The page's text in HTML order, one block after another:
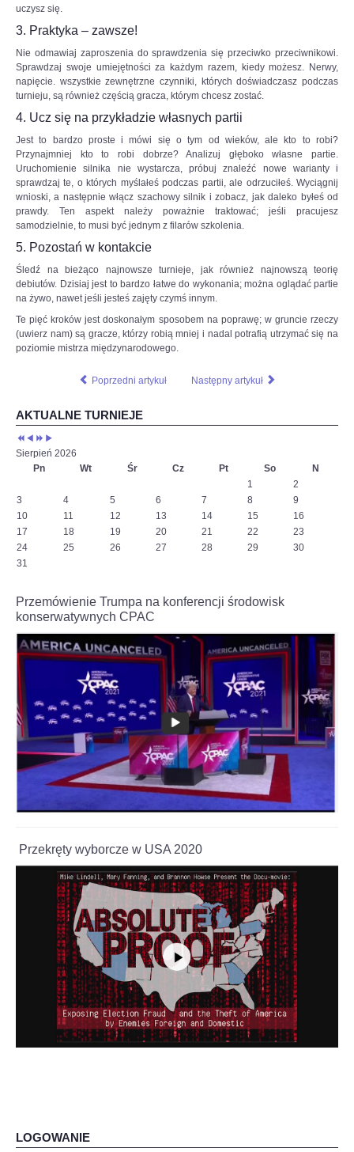
jeden.
Na
szachownicy
czeka
nas
wojna
–
powiedział
w
wywiadzie
dla
Interia.pl
szachista.
Czytaj
więcej
https://sport.interia.pl/szachy/news-
jan-
krzysztof-
duda-
interia-
pl-
stoczylbym-
c,nId,5769580?
fbclid=IwAR3-
EpAj8Loyw1RAtFnOdtJ8JCBaeus-
uczysz się.
3. Praktyka – zawsze!
Nie odmawiaj zaproszenia do sprawdzenia się przeciwko przeciwnikowi.
Sprawdzaj swoje umiejętności za każdym razem, kiedy możesz. Nerwy,
napięcie. wszystkie zewnętrzne czynniki, których doświadczasz podczas
turnieju, są również częścią gracza, którym chcesz zostać.
4. Ucz się na przykładzie własnych partii
Jest to bardzo proste i mówi się o tym od wieków, ale kto to robi?
Przynajmniej kto to robi dobrze? Analizuj głęboko własne partie.
Uruchomienie silnika nie wystarcza, próbuj znaleźć nowe warianty i
sprawdzaj te, o których myślałeś podczas partii, ale odrzuciłeś. Wyciągnij
wnioski, a następnie włącz szachowy silnik i zobacz, jak daleko byłeś od
prawdy. Ten aspekt należy poważnie traktować; jeśli pracujesz
samodzielnie, to musi być jednym z filarów szkolenia.
5. Pozostań w kontakcie
Śledź na bieżąco najnowsze turnieje, jak również najnowszą teorię
debiutów. Dzisiaj jest to bardzo łatwe do wykonania; można oglądać partie
na żywo, nawet jeśli jesteś zajęty czymś innym.
Te pięć kroków jest doskonałym sposobem na poprawę; w gruncie rzeczy
(uwierz nam) są gracze, którzy robią mniej i nadal potrafią utrzymać się na
poziomie mistrza międzynarodowego.
Poprzedni artykuł Następny artykuł
AKTUALNE TURNIEJE
Sierpień 2026
Pn
Wt Śr Cz Pt So
N
1
2
3
4 5 6 7 8
9
10
11 12 13 14 15
16
17
18 19 20 21 22
23
24
25 26 27 28 29
30
31
Przemówienie Trumpa na konferencji środowisk
konserwatywnych CPAC
Przekręty wyborcze w USA 2020
LOGOWANIE